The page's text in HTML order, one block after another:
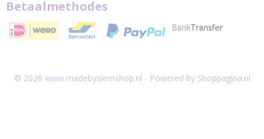
Betaalmethodes
© 2026 www.madebysiemshop.nl - Powered by Shoppagina.nl